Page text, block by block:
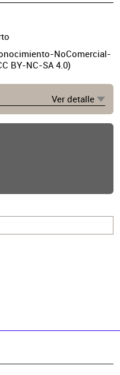
NoComercial-
BY-NC-SA 4.0)
Ver detalle